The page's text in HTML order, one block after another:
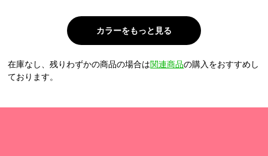
在庫なし、残りわずかの商品の場合は関連商品の購入をおすすめし
ております。